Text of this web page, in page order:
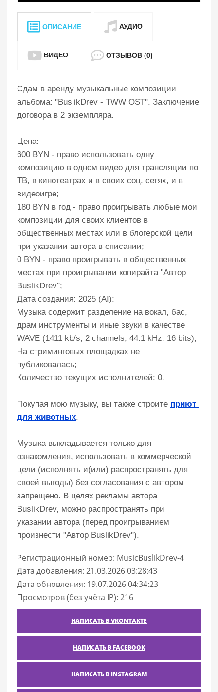
ОПИСАНИЕ АУДИО
ВИДЕО ОТЗЫВОВ (0)
Сдам в аренду музыкальные композиции
альбома: "BuslikDrev - TWW OST". Заключение
договора в 2 экземпляра.
Цена:
600 BYN - право использовать одну
композицию в одном видео для трансляции по
ТВ, в кинотеатрах и в своих соц. сетях, и в
видеоигре;
180 BYN в год - право проигрывать любые мои
композиции для своих клиентов в
общественных местах или в блогерской цели
при указании автора в описании;
0 BYN - право проигрывать в общественных
местах при проигрывании копирайта "Автор
BuslikDrev";
Дата создания: 2025 (AI);
Музыка содержит разделение на вокал, бас,
драм инструменты и иные звуки в качестве
WAVE (1411 kb/s, 2 channels, 44.1 kHz, 16 bits);
На стриминговых площадках не
публиковалась;
Количество текущих исполнителей: 0.
Покупая мою музыку, вы также строите приют
для животных.
Музыка выкладывается только для
ознакомления, использовать в коммерческой
цели (исполнять и(или) распространять для
своей выгоды) без согласования с автором
запрещено. В целях рекламы автора
BuslikDrev, можно распространять при
указании автора (перед проигрыванием
произнести "Автор BuslikDrev").
Регистрационный номер: MusicBuslikDrev-4
Дата добавления: 21.03.2026 03:28:43
Дата обновления: 19.07.2026 04:34:23
Просмотров (без учёта IP): 216
НАПИСАТЬ В VKONTAKTE
НАПИСАТЬ В FACEBOOK
НАПИСАТЬ В INSTAGRAM